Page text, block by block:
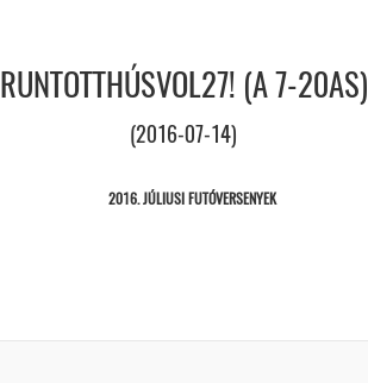
RUNTOTTHÚSVOL27! (A 7-20AS)
(2016-07-14)
2016. JÚLIUSI FUTÓVERSENYEK